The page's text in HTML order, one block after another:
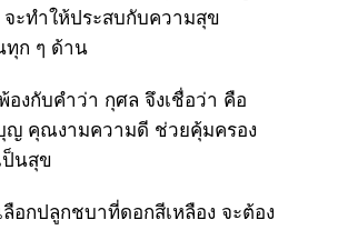
จะทำให้ประสบกับความสุข
ก ๆ ด้าน
องกับคำว่า กุศล จึงเชื่อว่า คือ
ญ คุณงามความดี ช่วยคุ้มครอง
ป็นสุข
ลือกปลูกชบาที่ดอกสีเหลือง จะต้อง